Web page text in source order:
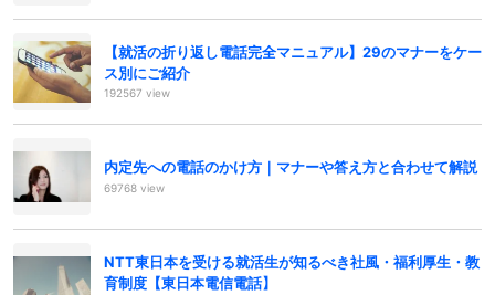
【就活の折り返し電話完全マニュアル】29のマナーをケー
ス別にご紹介
192567 view
内定先への電話のかけ方｜マナーや答え方と合わせて解説
69768 view
NTT東日本を受ける就活生が知るべき社風・福利厚生・教
育制度【東日本電信電話】